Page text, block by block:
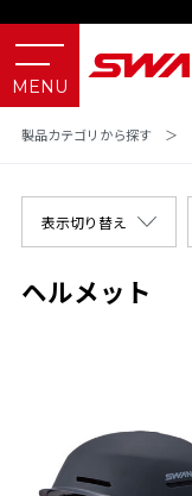
製品カテゴリから探す ＞
ヘルメット
表示切り替え